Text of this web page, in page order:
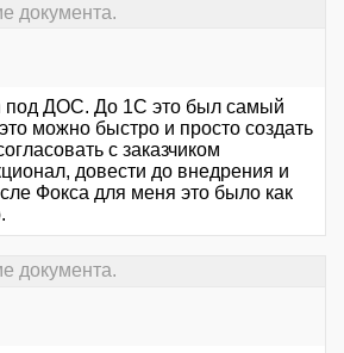
документа.
ДОС. До 1С это был самый
можно быстро и просто создать
с заказчиком
довести до внедрения и
Фокса для меня это было как
документа.